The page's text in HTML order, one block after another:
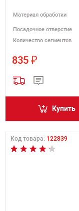
Материал обработки
Посадочное отверстие
Количество сегментов
835 ₽
Купить
Код товара: 122839